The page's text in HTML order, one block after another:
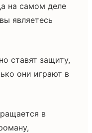
на самом деле
являетесь
ставят защиту,
они играют в
в